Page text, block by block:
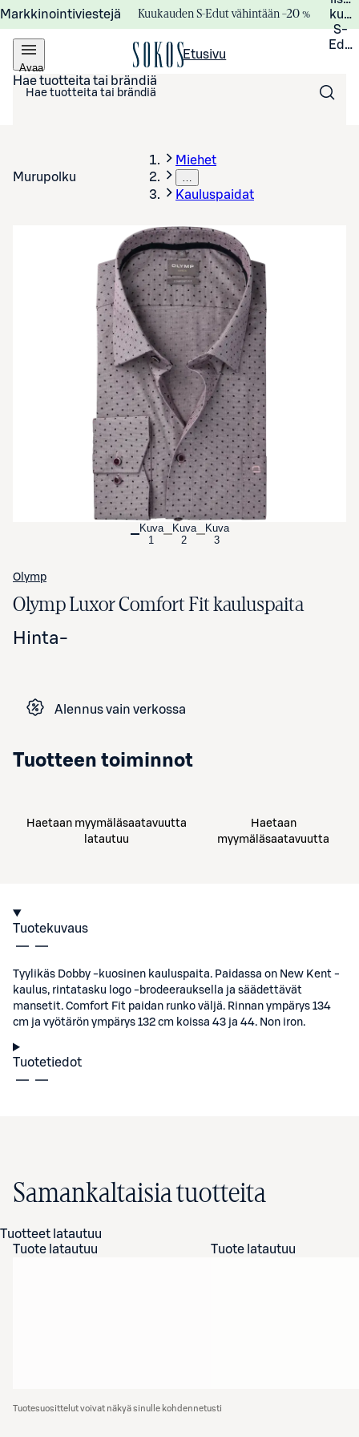
Markkinointiviestejä Kuukauden S-Edut vähintään –20 %
S-
Avaa
valikko
Etusivu
Hae tuotteita tai brändiä
Murupolku
Miehet
…
Kauluspaidat
Avaa tuotekuva suurennettuna
Kuva
1
Kuva
2
Kuva
3
Olymp
Olymp Luxor Comfort Fit kauluspaita
Hinta-
Alennus vain verkossa
Tuotteen toiminnot
Haetaan myymäläsaatavuutta
latautuu
Haetaan
myymäläsaatavuutta
Tuotekuvaus
Tyylikäs Dobby -kuosinen kauluspaita. Paidassa on New Kent -
kaulus, rintatasku logo -brodeerauksella ja säädettävät
mansetit. Comfort Fit paidan runko väljä. Rinnan ympärys 134
cm ja vyötärön ympärys 132 cm koissa 43 ja 44. Non iron.
Tuotetiedot
Samankaltaisia tuotteita
Tuotteet latautuu
Tuote latautuu
Tuote latautuu
Tuotesuosittelut voivat näkyä sinulle kohdennetusti